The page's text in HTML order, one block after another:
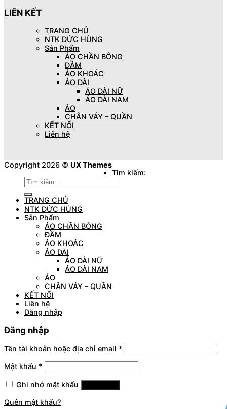
LIÊN KẾT
TRANG CHỦ
NTK ĐỨC HÙNG
Sản Phẩm
ÁO CHẦN BÔNG
ĐẦM
ÁO KHOÁC
ÁO DÀI
ÁO DÀI NỮ
ÁO DÀI NAM
ÁO
CHÂN VÁY – QUẦN
KẾT NỐI
Liên hệ
Copyright 2026 © UX Themes
Tìm kiếm:
TRANG CHỦ
NTK ĐỨC HÙNG
Sản Phẩm
ÁO CHẦN BÔNG
ĐẦM
ÁO KHOÁC
ÁO DÀI
ÁO DÀI NỮ
ÁO DÀI NAM
ÁO
CHÂN VÁY – QUẦN
KẾT NỐI
Liên hệ
Đăng nhập
Đăng nhập
Tên tài khoản hoặc địa chỉ email *
Mật khẩu *
Ghi nhớ mật khẩu
Quên mật khẩu?